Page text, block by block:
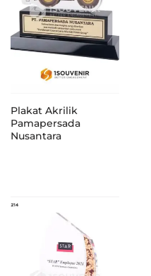
Plakat Akrilik
Pamapersada
Nusantara